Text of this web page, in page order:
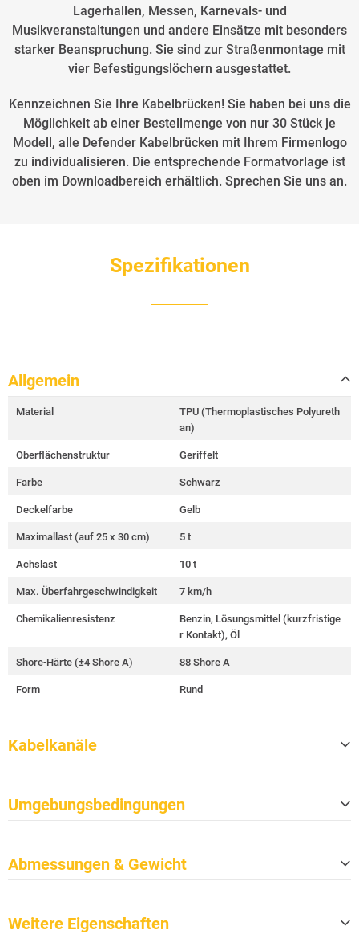
Lagerhallen, Messen, Karnevals- und
Musikveranstaltungen und andere Einsätze mit besonders
starker Beanspruchung. Sie sind zur Straßenmontage mit
vier Befestigungslöchern ausgestattet.
Kennzeichnen Sie Ihre Kabelbrücken! Sie haben bei uns die
Möglichkeit ab einer Bestellmenge von nur 30 Stück je
Modell, alle Defender Kabelbrücken mit Ihrem Firmenlogo
zu individualisieren. Die entsprechende Formatvorlage ist
oben im Downloadbereich erhältlich. Sprechen Sie uns an.
Spezifikationen
Allgemein
Material
TPU (Thermoplastisches Polyureth
an)
Oberflächenstruktur Geriffelt
Farbe Schwarz
Deckelfarbe Gelb
Maximallast (auf 25 x 30 cm) 5 t
Achslast 10 t
Max. Überfahrgeschwindigkeit 7 km/h
Chemikalienresistenz
Benzin, Lösungsmittel (kurzfristige
r Kontakt), Öl
Shore-Härte (±4 Shore A) 88 Shore A
Form Rund
Kabelkanäle
Größe der Kanäle (B x H) 25 mm x 25 mm / 111 mm x 95 mm
Umgebungsbedingungen
Erfüllt die CP65 Ja
Abmessungen & Gewicht
Breite
Weitere Eigenschaften